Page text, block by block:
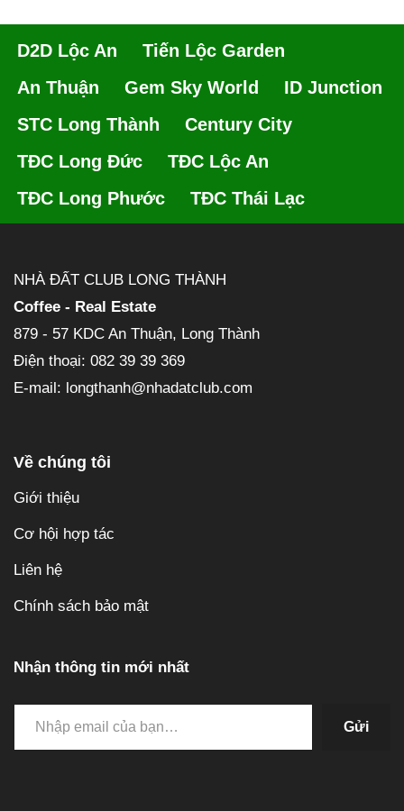
D2D Lộc An
Tiến Lộc Garden
An Thuận
Gem Sky World
ID Junction
STC Long Thành
Century City
TĐC Long Đức
TĐC Lộc An
TĐC Long Phước
TĐC Thái Lạc
NHÀ ĐẤT CLUB LONG THÀNH
Coffee - Real Estate
879 - 57 KDC An Thuận, Long Thành
Điện thoại: 082 39 39 369
E-mail: longthanh@nhadatclub.com
Về chúng tôi
Giới thiệu
Cơ hội hợp tác
Liên hệ
Chính sách bảo mật
Nhận thông tin mới nhất
Gửi